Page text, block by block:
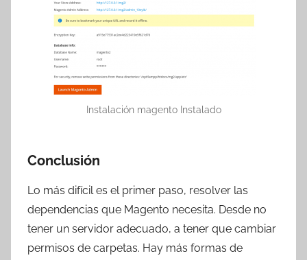
Instalación magento Instalado
Conclusión
Lo más difícil es el primer paso, resolver las
dependencias que Magento necesita. Desde no
tener un servidor adecuado, a tener que cambiar
permisos de carpetas. Hay más formas de